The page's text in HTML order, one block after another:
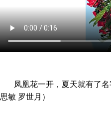
凤凰花一开，夏天就有了
思敏 罗世月）